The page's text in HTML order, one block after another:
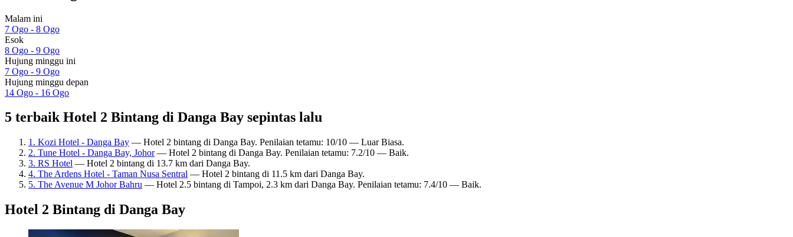
Malam ini
7 Ogo - 8 Ogo
Esok
8 Ogo - 9 Ogo
Hujung minggu ini
7 Ogo - 9 Ogo
Hujung minggu depan
14 Ogo - 16 Ogo
5 terbaik Hotel 2 Bintang di Danga Bay sepintas lalu
1. Kozi Hotel - Danga Bay — Hotel 2 bintang di Danga Bay. Penilaian tetamu: 10/10 — Luar Biasa.
2. Tune Hotel - Danga Bay, Johor— Hotel 2 bintang di Danga Bay. Penilaian tetamu: 7.2/10 — Baik.
3. RS Hotel — Hotel 2 bintang di 13.7 km dari Danga Bay.
4. The Ardens Hotel - Taman Nusa Sentral — Hotel 2 bintang di 11.5 km dari Danga Bay.
5. The Avenue M Johor Bahru — Hotel 2.5 bintang di Tampoi, 2.3 km dari Danga Bay. Penilaian tetamu: 7.4/10 — Baik.
Hotel 2 Bintang di Danga Bay